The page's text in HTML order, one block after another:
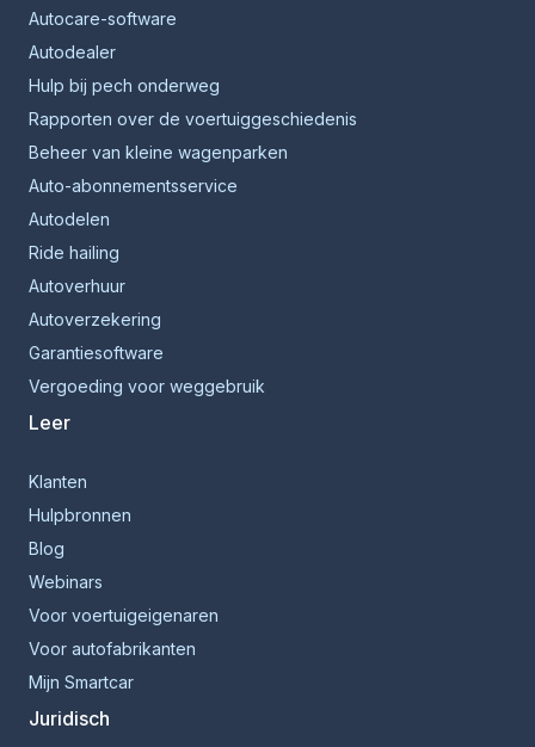
Autocare-software
Autodealer
Hulp bij pech onderweg
Rapporten over de voertuiggeschiedenis
Beheer van kleine wagenparken
Auto-abonnementsservice
Autodelen
Ride hailing
Autoverhuur
Autoverzekering
Garantiesoftware
Vergoeding voor weggebruik
Leer
Klanten
Hulpbronnen
Blog
Webinars
Voor voertuigeigenaren
Voor autofabrikanten
Mijn Smartcar
Juridisch